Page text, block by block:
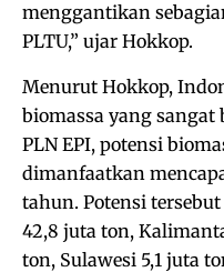
menggantikan
PLTU,” ujar Hokkop.
Menurut Hokkop,
biomassa yang sangat
PLN EPI, potensi
dimanfaatkan
tahun. Potensi
42,8 juta ton,
ton, Sulawesi 5,1 juta